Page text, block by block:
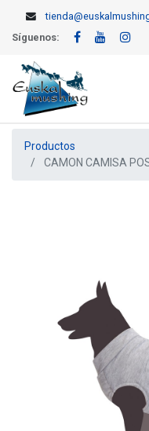
Síguenos:
Productos
CAMON CAMISA